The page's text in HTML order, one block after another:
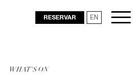
RESERVAR EN
WHAT'S ON